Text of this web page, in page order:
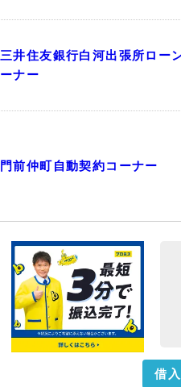
三井住友銀行白河出張所ロー
ーナー
門前仲町自動契約コーナー
借